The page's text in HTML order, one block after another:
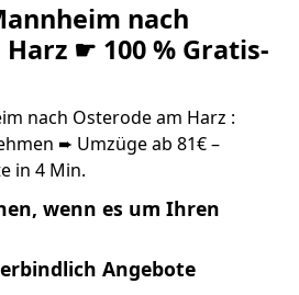
nach
☛ 100 % Gratis-
nach Osterode am Harz :
➨ Umzüge ab 81€ –
in 4 Min.
wenn es um Ihren
Angebote